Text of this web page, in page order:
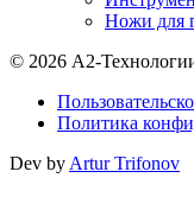
Ножи для
© 2026 А2-
Политика
Dev by Artur Trifonov